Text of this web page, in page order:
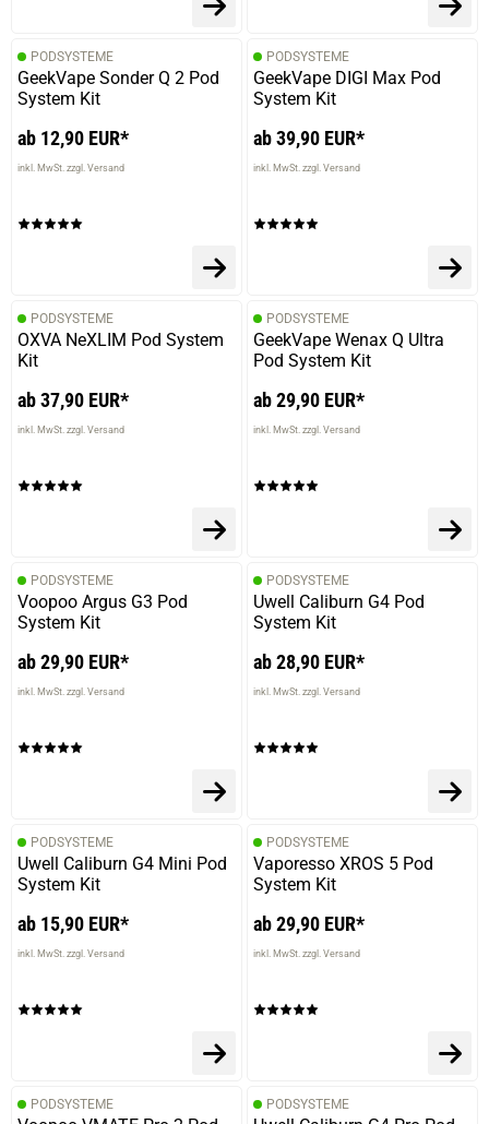
PODSYSTEME
GeekVape Sonder Q 2 Pod
System Kit
ab 12,90 EUR*
inkl. MwSt. zzgl. Versand
PODSYSTEME
GeekVape DIGI Max Pod
System Kit
ab 39,90 EUR*
inkl. MwSt. zzgl. Versand
PODSYSTEME
OXVA NeXLIM Pod System
Kit
ab 37,90 EUR*
inkl. MwSt. zzgl. Versand
PODSYSTEME
GeekVape Wenax Q Ultra
Pod System Kit
ab 29,90 EUR*
inkl. MwSt. zzgl. Versand
PODSYSTEME
Voopoo Argus G3 Pod
System Kit
ab 29,90 EUR*
inkl. MwSt. zzgl. Versand
PODSYSTEME
Uwell Caliburn G4 Pod
System Kit
ab 28,90 EUR*
inkl. MwSt. zzgl. Versand
PODSYSTEME
Uwell Caliburn G4 Mini Pod
System Kit
ab 15,90 EUR*
inkl. MwSt. zzgl. Versand
PODSYSTEME
Vaporesso XROS 5 Pod
System Kit
ab 29,90 EUR*
inkl. MwSt. zzgl. Versand
PODSYSTEME PODSYSTEME